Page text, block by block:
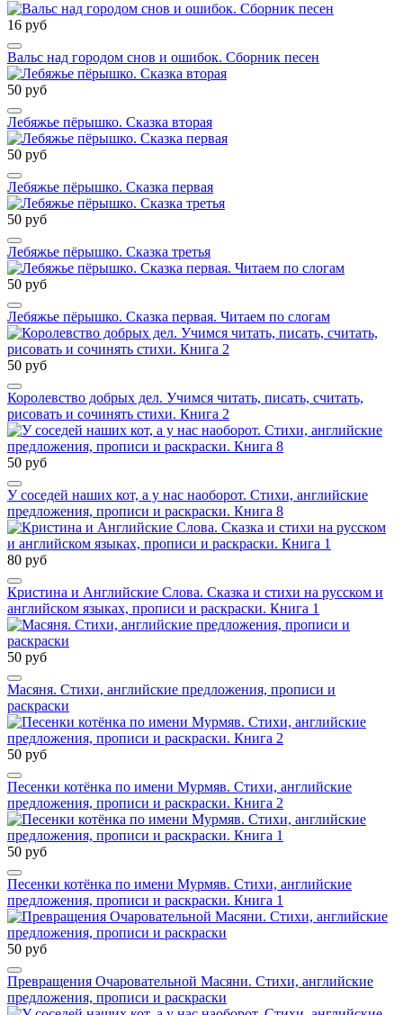
16 руб
Вальс над городом снов и ошибок. Сборник песен
50 руб
Лебяжье пёрышко. Сказка вторая
50 руб
Лебяжье пёрышко. Сказка первая
50 руб
Лебяжье пёрышко. Сказка третья
50 руб
Лебяжье пёрышко. Сказка первая. Читаем по слогам
50 руб
Королевство добрых дел. Учимся читать, писать, считать,
рисовать и сочинять стихи. Книга 2
50 руб
У соседей наших кот, а у нас наоборот. Стихи, английские
предложения, прописи и раскраски. Книга 8
80 руб
Кристина и Английские Слова. Сказка и стихи на русском и
английском языках, прописи и раскраски. Книга 1
50 руб
Масяня. Стихи, английские предложения, прописи и
раскраски
50 руб
Песенки котёнка по имени Мурмяв. Стихи, английские
предложения, прописи и раскраски. Книга 2
50 руб
Песенки котёнка по имени Мурмяв. Стихи, английские
предложения, прописи и раскраски. Книга 1
50 руб
Превращения Очаровательной Масяни. Стихи, английские
предложения, прописи и раскраски